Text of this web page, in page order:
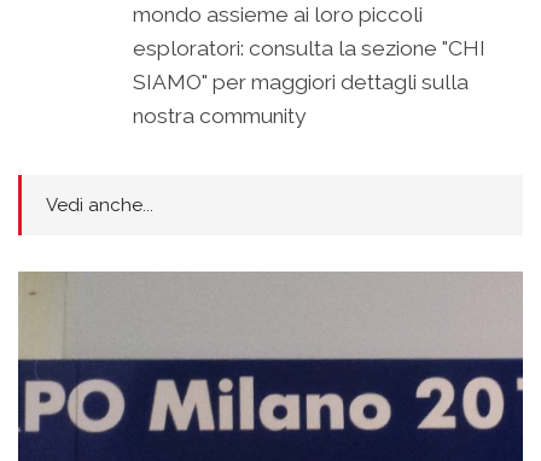
mondo assieme ai loro piccoli
esploratori: consulta la sezione "CHI
SIAMO" per maggiori dettagli sulla
nostra community
Vedi anche...